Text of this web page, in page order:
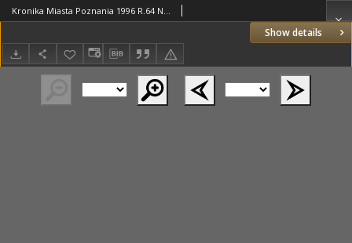
Show details
Kronika Miasta Poznania 1996 R.64 Nr1; Mury miejskie